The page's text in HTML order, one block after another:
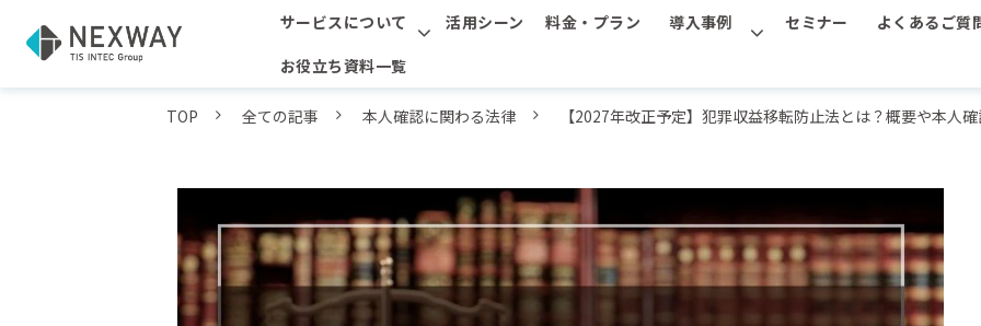
サービスについて 活用シーン 料金・プラン 導入事例 セミナー
よくあるご質
お役立ち資料一覧
TOP 全ての記事 本人確認に関わる法律 【2027年改正予定】犯罪収益移転防止法とは？概要や本人